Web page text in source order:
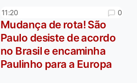
11:20 0
Mudança de rota! São
Paulo desiste de acordo
no Brasil e encaminha
Paulinho para a Europa